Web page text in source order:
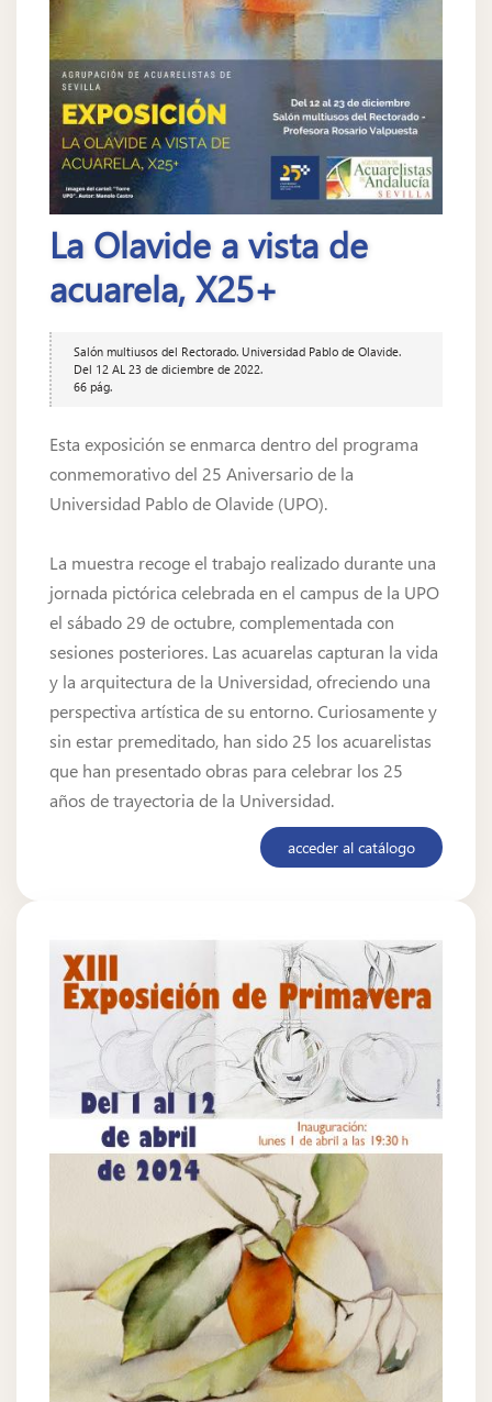
La Olavide a vista de
acuarela, X25+
Salón multiusos del Rectorado. Universidad Pablo de Olavide.
Del 12 AL 23 de diciembre de 2022.
66 pág.
Esta exposición se enmarca dentro del programa
conmemorativo del 25 Aniversario de la
Universidad Pablo de Olavide (UPO).
La muestra recoge el trabajo realizado durante una
jornada pictórica celebrada en el campus de la UPO
el sábado 29 de octubre, complementada con
sesiones posteriores. Las acuarelas capturan la vida
y la arquitectura de la Universidad, ofreciendo una
perspectiva artística de su entorno. Curiosamente y
sin estar premeditado, han sido 25 los acuarelistas
que han presentado obras para celebrar los 25
años de trayectoria de la Universidad.
acceder al catálogo